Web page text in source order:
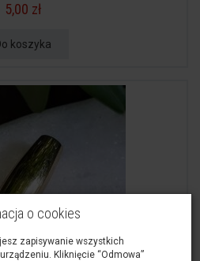
5,00 zł
koszyka
o cookies
zapisywanie wszystkich
Kliknięcie “Odmowa”